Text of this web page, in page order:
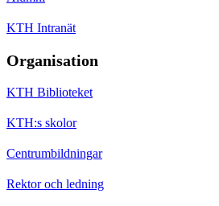
KTH Intranät
Organisation
KTH Biblioteket
KTH:s skolor
Centrumbildningar
Rektor och ledning